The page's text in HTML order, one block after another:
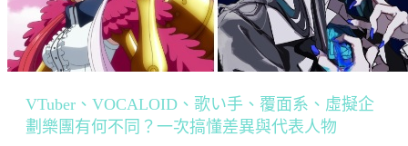
VTuber、VOCALOID、歌い手、覆面系、虛擬企
劃樂團有何不同？一次搞懂差異與代表人物